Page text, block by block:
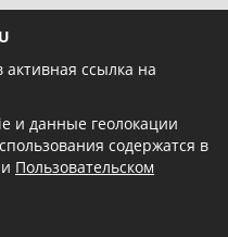
ссылка на
и данные геолокации
содержатся в
и Пользовательском